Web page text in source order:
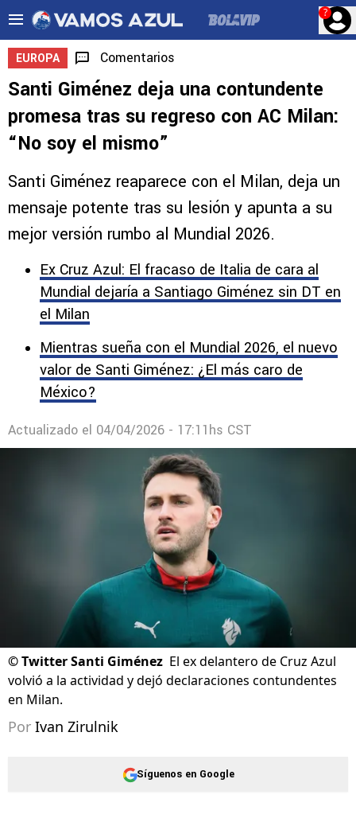
?
EUROPA Comentarios
Santi Giménez deja una contundente
promesa tras su regreso con AC Milan:
“No soy el mismo”
Santi Giménez reaparece con el Milan, deja un
mensaje potente tras su lesión y apunta a su
mejor versión rumbo al Mundial 2026.
Ex Cruz Azul: El fracaso de Italia de cara al
Mundial dejaría a Santiago Giménez sin DT en
el Milan
Mientras sueña con el Mundial 2026, el nuevo
valor de Santi Giménez: ¿El más caro de
México?
Actualizado el 04/04/2026 - 17:11hs CST
©Twitter Santi Giménez El ex delantero de Cruz Azul
volvió a la actividad y dejó declaraciones contundentes
en Milan.
Por Ivan Zirulnik
Síguenos en Google